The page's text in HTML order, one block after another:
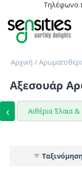
Τηλέφωνο
Αρχική /
Αξεσουάρ
‹ Αιθέρια Έλαια